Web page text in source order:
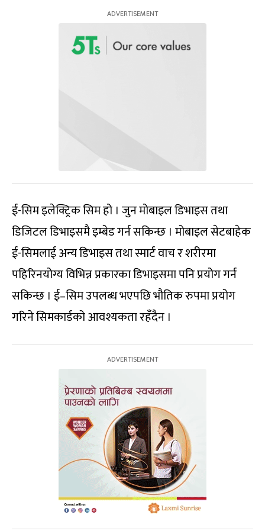
ई-सिम इलेक्ट्रिक सिम हो । जुन मोबाइल डिभाइस तथा
डिजिटल डिभाइसमै इम्बेड गर्न सकिन्छ । मोबाइल सेटबाहेक
ई-सिमलाई अन्य डिभाइस तथा स्मार्ट वाच र शरीरमा
पहिरिनयोग्य विभिन्न प्रकारका डिभाइसमा पनि प्रयोग गर्न
सकिन्छ । ई–सिम उपलब्ध भएपछि भौतिक रुपमा प्रयोग
गरिने सिमकार्डको आवश्यकता रहँदैन ।